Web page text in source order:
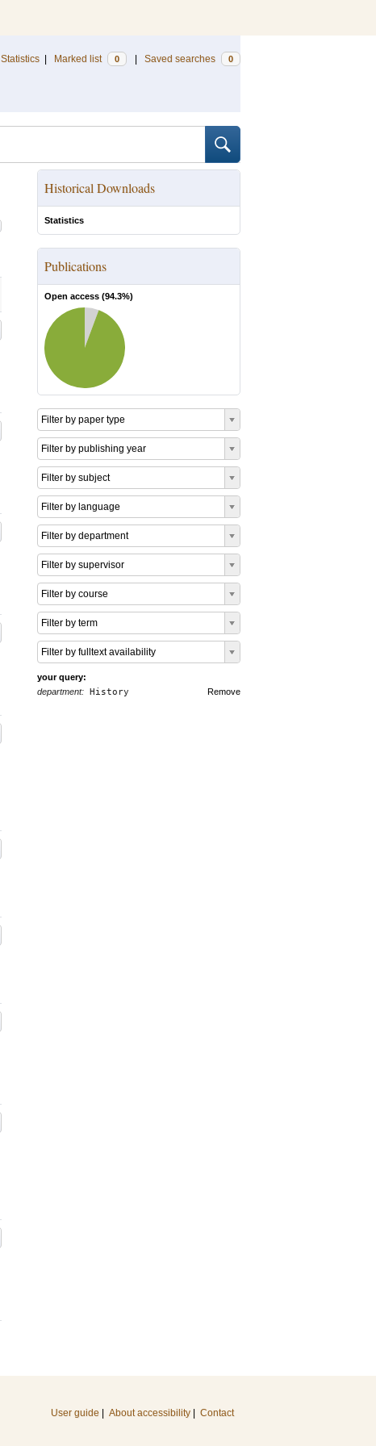
Statistics Marked list 0 Saved searches 0
Historical Downloads
Statistics
Publications
Open access (94.3%)
Filter by paper type
Filter by publishing year
Filter by subject
Filter by language
Filter by department
Filter by supervisor
Filter by course
Filter by term
Filter by fulltext availability
your query:
Remove
department: History
User guide About accessibility Contact